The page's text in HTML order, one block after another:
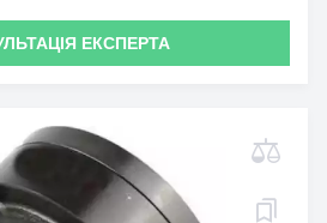
ЕКСПЕРТА